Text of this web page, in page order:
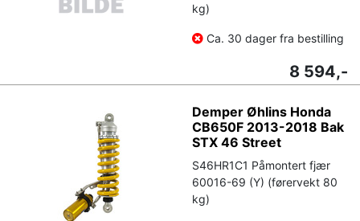
kg)
Ca. 30 dager fra bestilling
8 594,-
Demper Øhlins Honda
CB650F 2013-2018 Bak
STX 46 Street
S46HR1C1 Påmontert fjær
60016-69 (Y) (førervekt 80
kg)